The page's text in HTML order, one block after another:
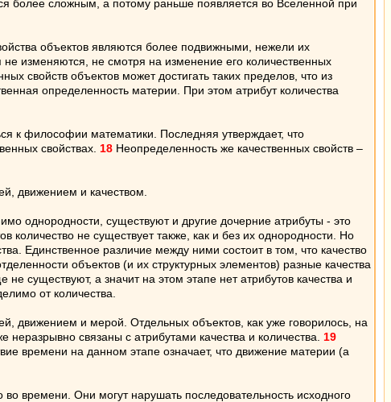
более сложным, а потому раньше появляется во Вселенной при
объектов являются более подвижными, нежели их
не изменяются, не смотря на изменение его количественных
свойств объектов может достигать таких пределов, что из
определенность материи. При этом атрибут количества
к философии математики. Последняя утверждает, что
свойствах. 18 Неопределенность же качественных свойств –
движением и качеством.
однородности, существуют и другие дочерние атрибуты - это
количество не существует также, как и без их однородности. Но
Единственное различие между ними состоит в том, что качество
объектов (и их структурных элементов) разные качества
существуют, а значит на этом этапе нет атрибутов качества и
от количества.
движением и мерой. Отдельных объектов, как уже говорилось, на
неразрывно связаны с атрибутами качества и количества. 19
времени на данном этапе означает, что движение материи (а
времени. Они могут нарушать последовательность исходного